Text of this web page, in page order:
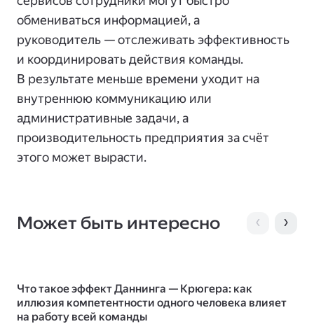
обмениваться информацией, а
руководитель — отслеживать эффективность
и координировать действия команды.
В результате меньше времени уходит на
внутреннюю коммуникацию или
административные задачи, а
производительность предприятия за счёт
этого может вырасти.
Может быть интересно
Что такое эффект Даннинга — Крюгера: как
иллюзия компетентности одного человека влияет
на работу всей команды